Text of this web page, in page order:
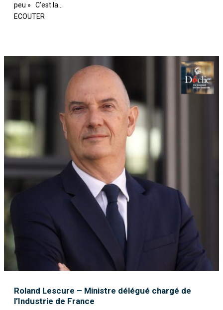
peu » C’est la...
ECOUTER
Roland Lescure – Ministre délégué chargé de
l’Industrie de France